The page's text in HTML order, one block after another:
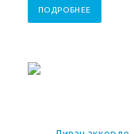
ПОДРОБНЕЕ